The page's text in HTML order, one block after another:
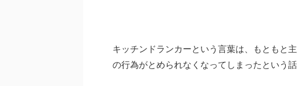
キッチンドランカーという言葉は、もともと
の行為がとめられなくなってしまったという話